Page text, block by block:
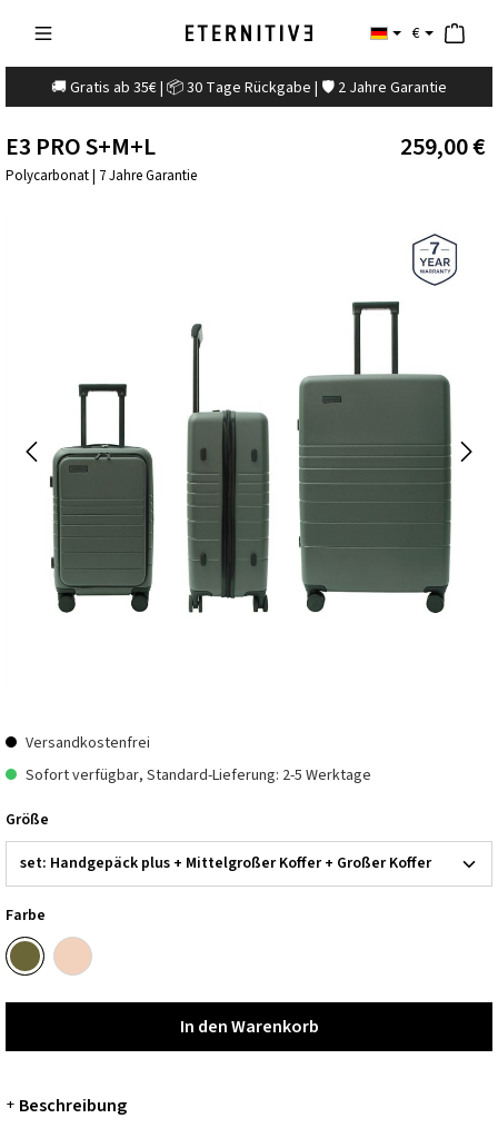
€
🚚 Gratis ab 35€ | 📦 30 Tage Rückgabe | 🛡️ 2 Jahre Garantie
E3 PRO S+M+L
Polycarbonat | 7 Jahre Garantie
259,00 €
Versandkostenfrei
Sofort verfügbar, Standard-Lieferung: 2-5 Werktage
Größe
Farbe
In den Warenkorb
In den Warenkorb
+ Beschreibung